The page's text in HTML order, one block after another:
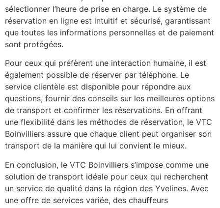
sélectionner l’heure de prise en charge. Le système de
réservation en ligne est intuitif et sécurisé, garantissant
que toutes les informations personnelles et de paiement
sont protégées.
Pour ceux qui préfèrent une interaction humaine, il est
également possible de réserver par téléphone. Le
service clientèle est disponible pour répondre aux
questions, fournir des conseils sur les meilleures options
de transport et confirmer les réservations. En offrant
une flexibilité dans les méthodes de réservation, le VTC
Boinvilliers assure que chaque client peut organiser son
transport de la manière qui lui convient le mieux.
En conclusion, le VTC Boinvilliers s’impose comme une
solution de transport idéale pour ceux qui recherchent
un service de qualité dans la région des Yvelines. Avec
une offre de services variée, des chauffeurs